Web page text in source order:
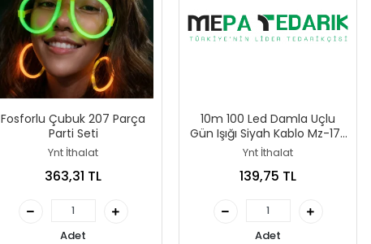
Fosforlu Çubuk 207 Parça
Parti Seti
Ynt İthalat
363,31 TL
Adet
10m 100 Led Damla Uçlu
Gün Işığı Siyah Kablo Mz-17-
3
Ynt İthalat
139,75 TL
Adet